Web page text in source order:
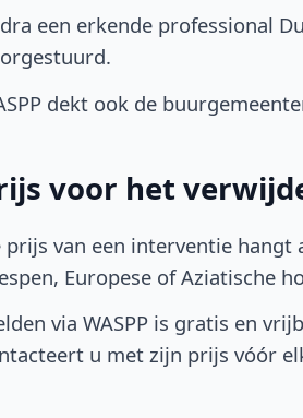
een erkende professional
dekt ook de
voor het
prijs van een interventie
Europese of Aziatische
via WASPP is gratis en
u met zijn prijs vóór